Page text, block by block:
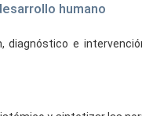
humano
diagnóstico e